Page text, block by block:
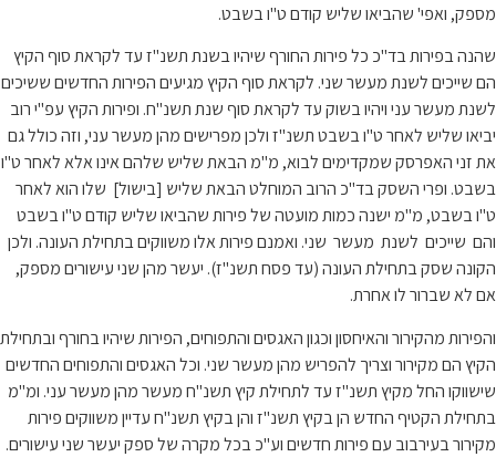
מספק, ואפי' שהביאו שליש קודם ט"ו בשבט.
שהנה בפירות בד"כ כל פירות החורף שיהיו בשנת תשנ"ז עד לקראת סוף הקיץ
הם שייכים לשנת מעשר שני. לקראת סוף הקיץ מגיעים הפירות החדשים ששיכים
לשנת מעשר עני ויהיו בשוק עד לקראת סוף שנת תשנ"ח. ופירות הקיץ עפ"י רוב
יביאו שליש לאחר ט"ו בשבט תשנ"ז ולכן מפרישים מהן מעשר עני, וזה כולל גם
את זני האפרסק שמקדימים לבוא, מ"מ הבאת שליש שלהם אינו אלא לאחר ט"ו
בשבט. ופרי השסק בד"כ הרוב המוחלט הבאת שליש [בישול] שלו הוא לאחר
ט"ו בשבט, מ"מ ישנה כמות מועטה של פירות שהביאו שליש קודם ט"ו בשבט
והם שייכים לשנת מעשר שני. ואמנם פירות אלו משווקים בתחילת העונה. ולכן
הקונה שסק בתחילת העונה (עד פסח תשנ"ז). יעשר מהן שני עישורים מספק,
אם לא שברור לו אחרת.
והפירות מהקירור והאיחסון וכגון האגסים והתפוחים, הפירות שיהיו בחורף ובתחילת
הקיץ הם מקירור וצריך להפריש מהן מעשר שני. וכל האגסים והתפוחים החדשים
שישווקו החל מקיץ תשנ"ז עד לתחילת קיץ תשנ"ח מעשר מהן מעשר עני. ומ"מ
בתחילת הקטיף החדש הן בקיץ תשנ"ז והן בקיץ תשנ"ח עדיין משווקים פירות
מקירור בעירבוב עם פירות חדשים וע"כ בכל מקרה של ספק יעשר שני עישורים.